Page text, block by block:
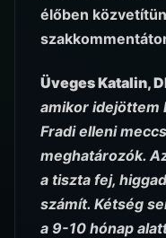
élőben
Üveges Katalin,
amikor idejöttem
Fradi elleni
meghatározók.
a tiszta fej,
számít. Kétség
a 9-10 hónap